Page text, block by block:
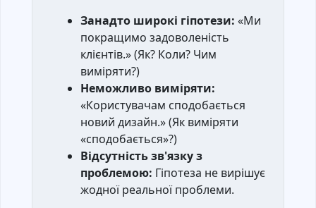
Занадто широкі гіпотези: «Ми
покращимо задоволеність
клієнтів.» (Як? Коли? Чим
виміряти?)
Неможливо виміряти:
«Користувачам сподобається
новий дизайн.» (Як виміряти
«сподобається»?)
Відсутність зв'язку з
проблемою: Гіпотеза не вирішує
жодної реальної проблеми.